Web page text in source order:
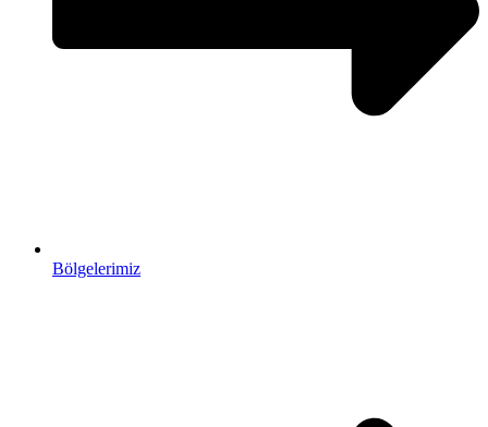
Bölgelerimiz